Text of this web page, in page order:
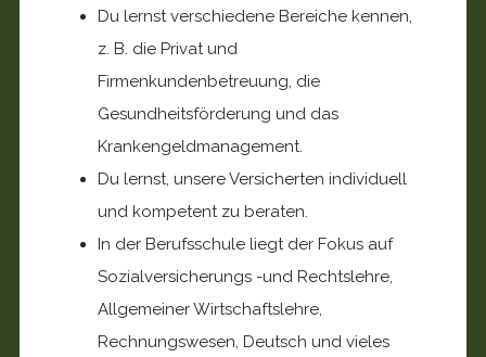
Du lernst verschiedene Bereiche kennen,
z. B. die Privat­ und
Firmenkundenbetreuung, die
Gesundheitsförderung und das
Krankengeldmanagement.
Du lernst, unsere Versicherten individuell
und kompetent zu beraten.
In der Berufsschule liegt der Fokus auf
Sozialversicherungs­ -und Rechtslehre,
Allgemeiner Wirtschaftslehre,
Rechnungswesen, Deutsch und vieles